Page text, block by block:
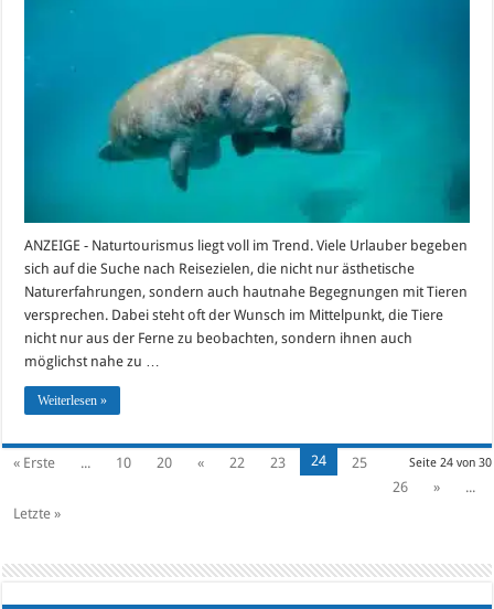
ANZEIGE - Naturtourismus liegt voll im Trend. Viele Urlauber begeben
sich auf die Suche nach Reisezielen, die nicht nur ästhetische
Naturerfahrungen, sondern auch hautnahe Begegnungen mit Tieren
versprechen. Dabei steht oft der Wunsch im Mittelpunkt, die Tiere
nicht nur aus der Ferne zu beobachten, sondern ihnen auch
möglichst nahe zu …
Weiterlesen »
Seite 24 von 30
« Erste ... 10 20 « 22 23 24
25
26
»
...
Letzte »